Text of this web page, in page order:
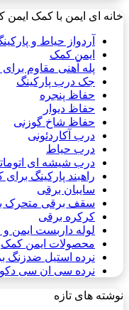
خانه ای ایمن با کمک ایمن
آردواز حیاط و
ایمن کمک
پله آهنی مقاوم
جک درب پارکینگ
حفاظ پنجره
حفاظ دیوار
حفاظ شاخ گوزنی
درب آکاردئونی
درب حیاط
درب شیشه ای
راهبند پارکینگ
سایبان برقی
سقف برقی متحرک
کرکره برقی
لوله داربست ایمن و
محصولات ایمن کمک
نرده استیل ضدزنگ
نرده سی ان سی
نوشته های تازه